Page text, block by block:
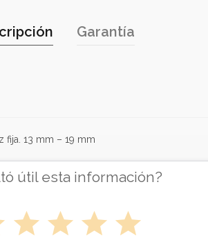
Garantía
fija. 13 mm – 19 mm
útil esta información?
star star star star